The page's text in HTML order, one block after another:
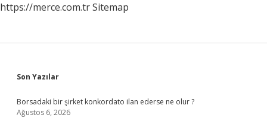
https://merce.com.trSitemap
Sidebar
Son Yazılar
Borsadaki bir şirket konkordato ilan ederse ne olur ?
Ağustos 6, 2026